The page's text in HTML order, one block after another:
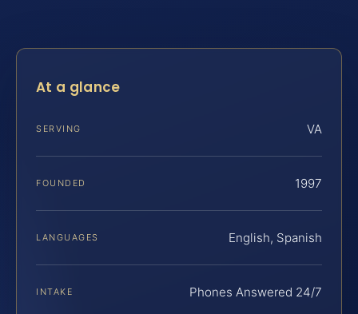
At a glance
SERVING VA
FOUNDED 1997
LANGUAGES English, Spanish
INTAKE Phones Answered 24/7